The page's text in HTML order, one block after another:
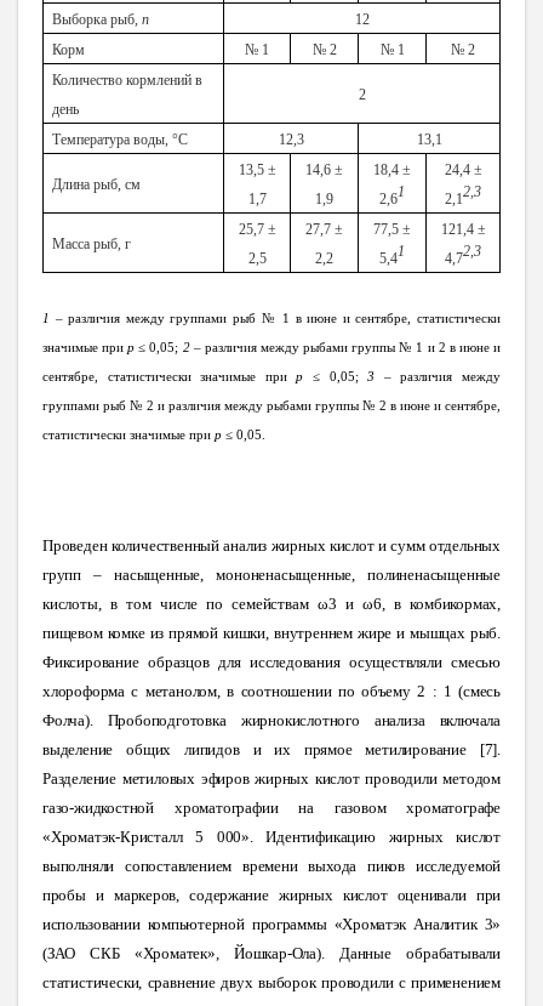
Выборка рыб,n
12
Корм
№ 1 № 2 № 1
№ 2
Количество кормлений в
день
2
Температура воды, °С 12,3 13,1
Длина рыб, см
13,5 ±
1,7
14,6 ±
1,9
18,4 ±
2,61
24,4 ±
2,12,3
Масса рыб, г
25,7 ±
2,5
27,7 ±
2,2
77,5 ±
5,41
121,4 ±
4,72,3
1 –различия между группами рыб № 1 в июне и сентябре, статистически
значимые приp ≤ 0,05; 2– различия между рыбами группы № 1 и 2 в июне и
сентябре, статистически значимые приp ≤ 0,05;3 – различия между
группами рыб № 2 и различия между рыбами группы № 2 в июне и сентябре,
статистически значимые при p ≤ 0,05.
Проведен количественный анализ жирных кислот и сумм отдельных
групп – насыщенные, мононенасыщенные, полиненасыщенные
кислоты, в том числе по семействам ω3 и ω6, в комбикормах,
пищевом комке из прямой кишки, внутреннем жире и мышцах рыб.
Фиксирование образцов для исследования осуществляли смесью
хлороформа с метанолом, в соотношении по объему 2 : 1 (смесь
Фолча). Пробоподготовка жирнокислотного анализа включала
выделение общих липидов и их прямое метилирование [7].
Разделение метиловых эфиров жирных кислот проводили методом
газо-жидкостной хроматографии на газовом хроматографе
«Хроматэк-Кристалл 5 000». Идентификацию жирных кислот
выполняли сопоставлением времени выхода пиков исследуемой
пробы и маркеров, содержание жирных кислот оценивали при
использовании компьютерной программы «Хроматэк Аналитик 3»
(ЗАО СКБ «Хроматек», Йошкар-Ола). Данные обрабатывали
статистически, сравнение двух выборок проводили с применением